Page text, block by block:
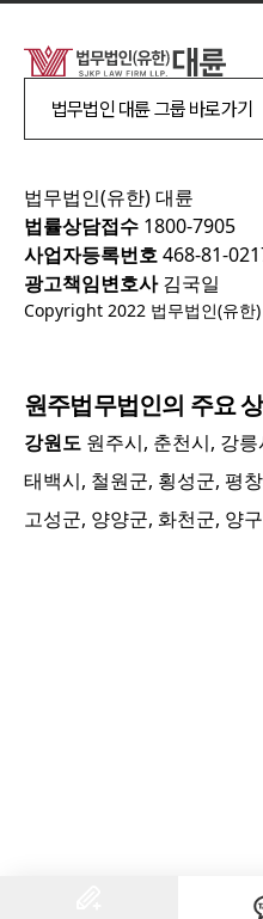
법무법인 대륜 그룹 바로가기
법무법인(유한) 대륜
법률상담접수 1800-7905
사업자등록번호468-81-
광고책임변호사김국일
Copyright 2022 법무법인(유
원주법무법인의 주요
강원도 원주시, 춘천시, 강
태백시, 철원군, 횡성군, 평
고성군, 양양군, 화천군, 양